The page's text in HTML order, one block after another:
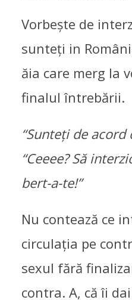
Vorbește de
sunteți in
ăia care merg la
finalul întrebării.
“Sunteți de acord
“Ceeee? Să
bert-a-te!”
Nu contează ce
circulația pe
sexul fără
contra. A, că îi